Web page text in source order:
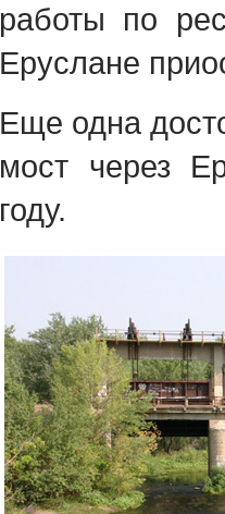
работы по
Еруслане
Еще одна
мост через
году.